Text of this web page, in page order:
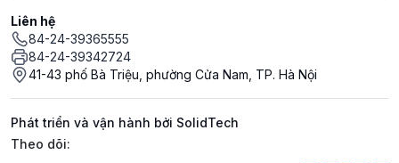
Liên hệ
84-24-39365555
84-24-39342724
41-43 phố Bà Triệu, phường Cửa Nam, TP. Hà Nội
Phát triển và vận hành bởi SolidTech
Mạng xã hội
Theo dõi: